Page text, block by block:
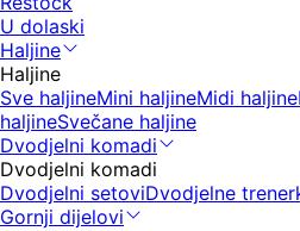
U dolaski
Haljine
Haljine
Sve haljineMini haljineMidi haljine
haljineSvečane haljine
Dvodjelni komadi
Dvodjelni komadi
Dvodjelni setoviDvodjelne
Gornji dijelovi